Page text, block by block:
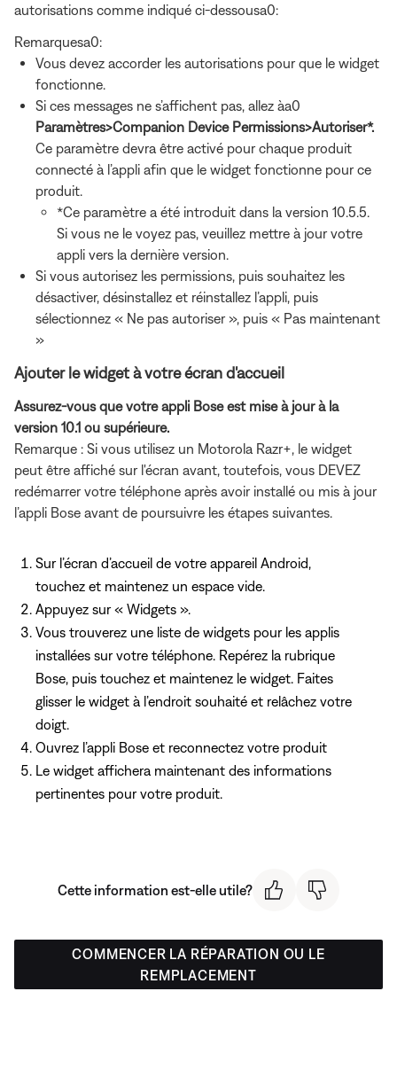
autorisations comme indiqué ci-dessousa0:
Remarquesa0:
Vous devez accorder les autorisations pour que le widget
fonctionne.
Si ces messages ne s’affichent pas, allez àa0
Paramètres>Companion Device Permissions>Autoriser*.
Ce paramètre devra être activé pour chaque produit
connecté à l’appli afin que le widget fonctionne pour ce
produit.
*Ce paramètre a été introduit dans la version 10.5.5.
Si vous ne le voyez pas, veuillez mettre à jour votre
appli vers la dernière version.
Si vous autorisez les permissions, puis souhaitez les
désactiver, désinstallez et réinstallez l’appli, puis
sélectionnez « Ne pas autoriser », puis « Pas maintenant
»
Ajouter le widget à votre écran d'accueil
Assurez-vous que votre appli Bose est mise à jour à la
version 10.1 ou supérieure.
Remarque : Si vous utilisez un Motorola Razr+, le widget
peut être affiché sur l'écran avant, toutefois, vous DEVEZ
redémarrer votre téléphone après avoir installé ou mis à jour
l’appli Bose avant de poursuivre les étapes suivantes.
Sur l’écran d’accueil de votre appareil Android,
touchez et maintenez un espace vide.
Appuyez sur « Widgets ».
Vous trouverez une liste de widgets pour les applis
installées sur votre téléphone. Repérez la rubrique
Bose, puis touchez et maintenez le widget. Faites
glisser le widget à l’endroit souhaité et relâchez votre
doigt.
Ouvrez l’appli Bose et reconnectez votre produit
Le widget affichera maintenant des informations
pertinentes pour votre produit.
Cette information est-elle utile?
COMMENCER LA RÉPARATION OU LE
REMPLACEMENT